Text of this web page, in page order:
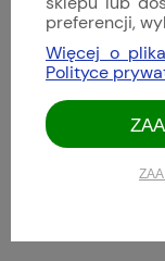
Oferujemy
preferencji,
Więcej o
Polityce